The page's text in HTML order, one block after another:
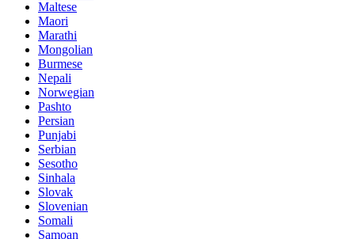
Maltese
Maori
Marathi
Mongolian
Burmese
Nepali
Norwegian
Pashto
Persian
Punjabi
Serbian
Sesotho
Sinhala
Slovak
Slovenian
Somali
Samoan